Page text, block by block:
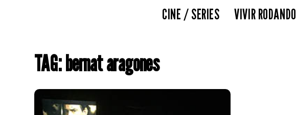
CINE / SERIES VIVIR RODANDO
TAG: bernat aragones